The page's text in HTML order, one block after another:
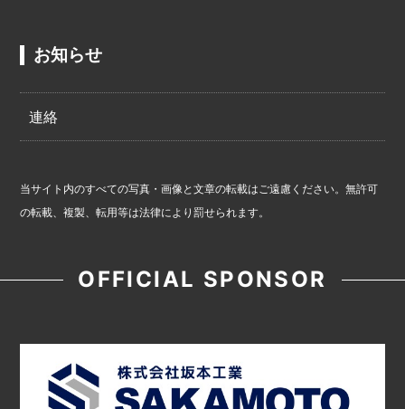
お知らせ
連絡
当サイト内のすべての写真・画像と文章の転載はご遠慮ください。無許可
の転載、複製、転用等は法律により罰せられます。
OFFICIAL SPONSOR